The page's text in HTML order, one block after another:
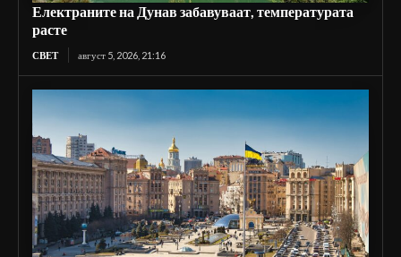
Електраните на Дунав забавуваат, температурата
расте
СВЕТ август 5, 2026, 21:16